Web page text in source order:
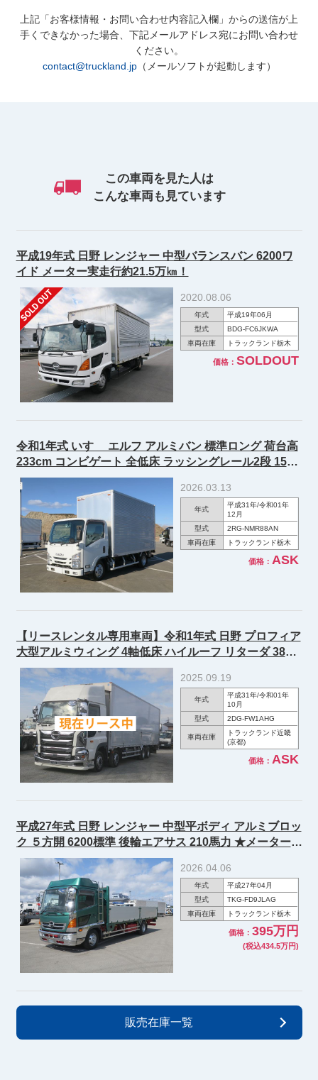
上記「お客様情報・お問い合わせ内容記入欄」からの送信が上
手くできなかった場合、下記メールアドレス宛にお問い合わせ
ください。
contact@truckland.jp（メールソフトが起動します）
この車両を見た人は
こんな車両も見ています
平成19年式 日野 レンジャー 中型バランスバン 6200ワ
イド メーター実走行約21.5万㎞！
2020.08.06
年式
平成19年06月
型式
BDG-FC6JKWA
車両在庫
トラックランド栃木
価格： SOLDOUT
令和1年式 いすゞ エルフ アルミバン 標準ロング 荷台高
233cm コンビゲート 全低床 ラッシングレール2段 150
馬力 ★R8年12月車検付★
2026.03.13
年式
平成31年/令和01年
12月
型式
2RG-NMR88AN
車両在庫
トラックランド栃木
価格： ASK
【リースレンタル専用車両】令和1年式 日野 プロフィア
大型アルミウィング 4軸低床 ハイルーフ リターダ 380
馬力 ★あんしん車検パック施工済み！★
2025.09.19
年式
平成31年/令和01年
10月
型式
2DG-FW1AHG
車両在庫
トラックランド近畿
(京都)
価格： ASK
平成27年式 日野 レンジャー 中型平ボディ アルミブロッ
ク ５方開 6200標準 後輪エアサス 210馬力 ★メーター実
走行約27万km★
2026.04.06
年式
平成27年04月
型式
TKG-FD9JLAG
車両在庫
トラックランド栃木
価格： 395万円
(税込434.5万円)
販売在庫一覧